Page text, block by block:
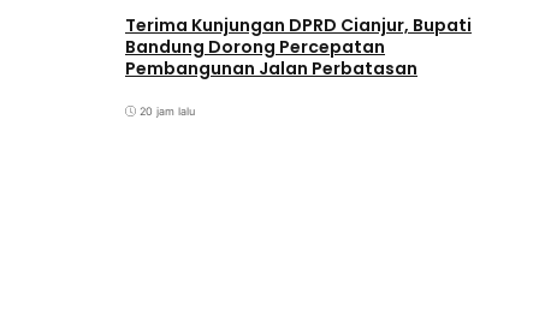
Terima Kunjungan DPRD Cianjur, Bupati
Bandung Dorong Percepatan
Pembangunan Jalan Perbatasan
20 jam lalu